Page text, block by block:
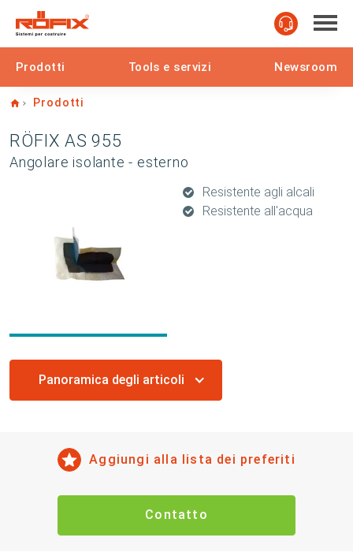
Prodotti Tools e servizi Newsroom
Home
Prodotti
RÖFIX AS 955
Angolare isolante - esterno
Resistente agli alcali
Resistente all'acqua
Panoramica degli articoli
Aggiungi alla lista dei preferiti
Contatto